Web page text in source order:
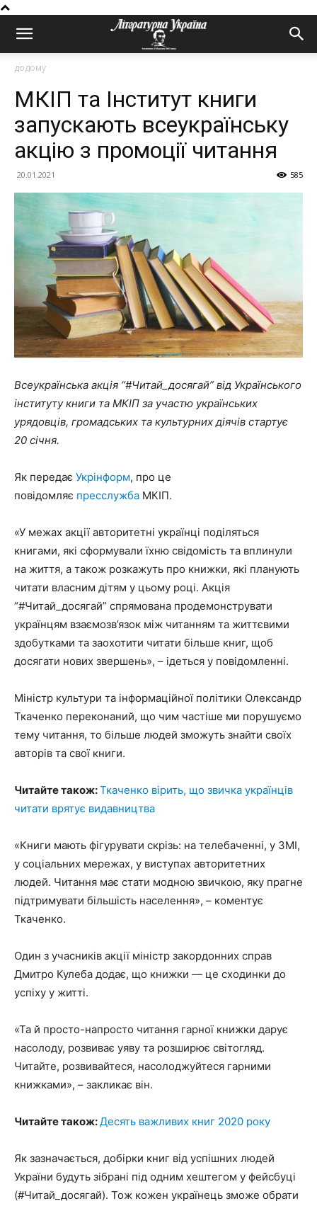
додому
МКІП та Інститут книги
запускають всеукраїнську
акцію з промоції читання
20.01.2021 585
Всеукраїнська акція “#Читай_досягай” від Українського
інституту книги та МКІП за участю українських
урядовців, громадських та культурних діячів стартує
20 січня.
Як передає Укрінформ, про це
повідомляє пресслужба МКІП.
«У межах акції авторитетні українці поділяться
книгами, які сформували їхню свідомість та вплинули
на життя, а також розкажуть про книжки, які планують
читати власним дітям у цьому році. Акція
“#Читай_досягай” спрямована продемонструвати
українцям взаємозв’язок між читанням та життєвими
здобутками та заохотити читати більше книг, щоб
досягати нових звершень», – ідеться у повідомленні.
Міністр культури та інформаційної політики Олександр
Ткаченко переконаний, що чим частіше ми порушуємо
тему читання, то більше людей зможуть знайти своїх
авторів та свої книги.
Читайте також:Ткаченко вірить, що звичка українців
читати врятує видавництва
«Книги мають фігурувати скрізь: на телебаченні, у ЗМІ,
у соціальних мережах, у виступах авторитетних
людей. Читання має стати модною звичкою, яку прагне
підтримувати більшість населення», – коментує
Ткаченко.
Один з учасників акції міністр закордонних справ
Дмитро Кулеба додає, що книжки — це сходинки до
успіху у житті.
«Та й просто-напросто читання гарної книжки дарує
насолоду, розвиває уяву та розширює світогляд.
Читайте, розвивайтеся, насолоджуйтеся гарними
книжками», – закликає він.
Читайте також:Десять важливих книг 2020 року
Як зазначається, добірки книг від успішних людей
України будуть зібрані під одним хештегом у фейсбуці
(#Читай_досягай). Тож кожен українець зможе обрати